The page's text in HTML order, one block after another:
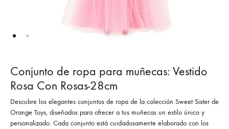
Conjunto de ropa para muñecas: Vestido
Rosa Con Rosas-28cm
Descubre los elegantes conjuntos de ropa de la colección Sweet Sister de
Orange Toys, diseñados para ofrecer a tus muñecas un estilo único y
personalizado. Cada conjunto está cuidadosamente elaborado con los